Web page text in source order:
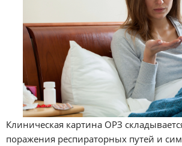
Клиническая картина ОРЗ
поражения респираторных путей и